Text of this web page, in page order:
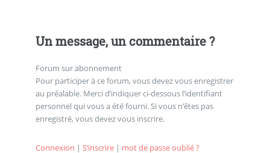
Un message, un commentaire ?
Forum sur abonnement
Pour participer à ce forum, vous devez vous enregistrer
au préalable. Merci d’indiquer ci-dessous l’identifiant
personnel qui vous a été fourni. Si vous n’êtes pas
enregistré, vous devez vous inscrire.
Connexion | S’inscrire| mot de passe oublié ?